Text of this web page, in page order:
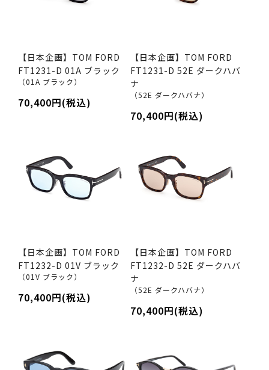
【日本企画】TOM FORD
FT1231-D 01A ブラック
（01A ブラック）
70,400円(税込)
【日本企画】TOM FORD
FT1231-D 52E ダークハバ
ナ
（52E ダークハバナ）
70,400円(税込)
【日本企画】TOM FORD
FT1232-D 01V ブラック
（01V ブラック）
70,400円(税込)
【日本企画】TOM FORD
FT1232-D 52E ダークハバ
ナ
（52E ダークハバナ）
70,400円(税込)